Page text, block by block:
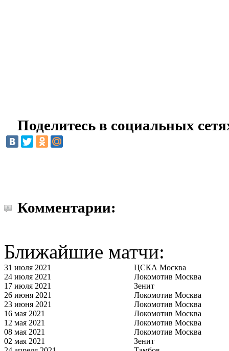
Поделитесь в социальных
Комментарии:
Ближайшие матчи:
31 июля 2021
ЦСКА Москва
24 июля 2021
Локомотив Москва
17 июля 2021
Зенит
26 июня 2021
Локомотив Москва
23 июня 2021
Локомотив Москва
16 мая 2021
Локомотив Москва
12 мая 2021
Локомотив Москва
08 мая 2021
Локомотив Москва
02 мая 2021
Зенит